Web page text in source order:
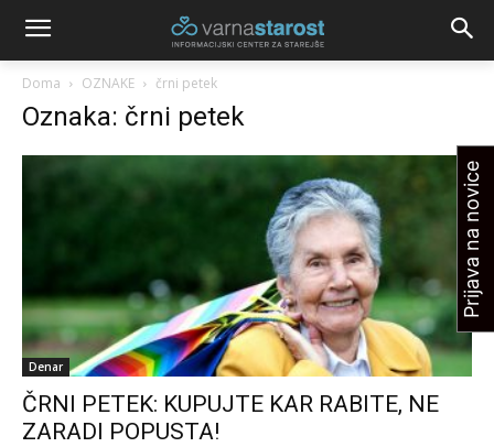
Doma OZNAKE črni petek
Oznaka: črni petek
Denar
ČRNI PETEK: KUPUJTE KAR RABITE, NE
ZARADI POPUSTA!
Prijava na novice